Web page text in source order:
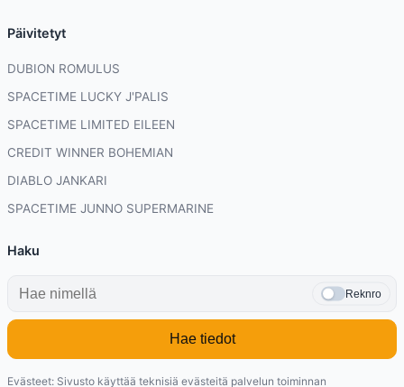
Päivitetyt
DUBION ROMULUS
SPACETIME LUCKY J'PALIS
SPACETIME LIMITED EILEEN
CREDIT WINNER BOHEMIAN
DIABLO JANKARI
SPACETIME JUNNO SUPERMARINE
Haku
Reknro
Hae tiedot
Evästeet: Sivusto käyttää teknisiä evästeitä palvelun toiminnan